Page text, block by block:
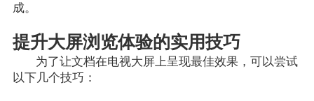
成。
提升大屏浏览体验的实用技巧
为了让文档在电视大屏上呈现最佳效果，可以尝试
以下几个技巧：